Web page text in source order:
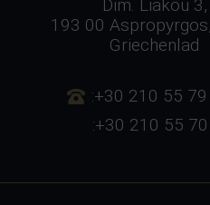
Dim. Liakou 3,
193 00
Griechenlad
:+30 210 55
:+30 210 55